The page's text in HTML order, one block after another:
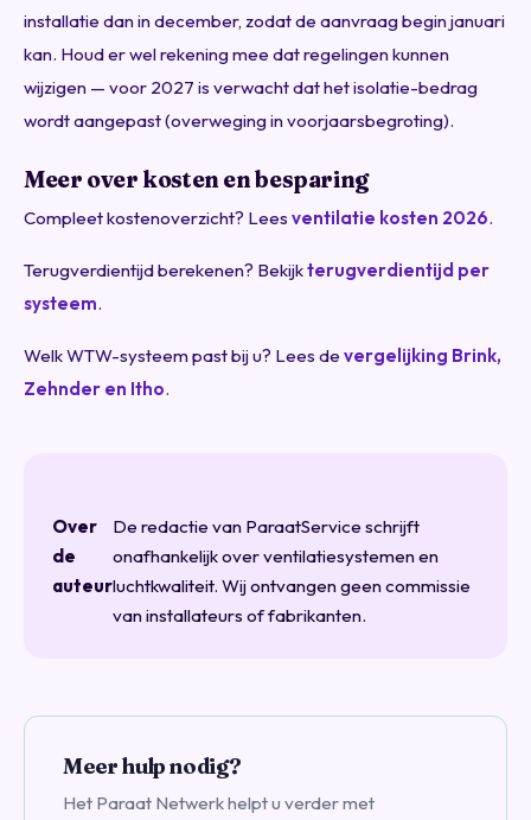
installatie dan in december, zodat de aanvraag begin januari
kan. Houd er wel rekening mee dat regelingen kunnen
wijzigen — voor 2027 is verwacht dat het isolatie-bedrag
wordt aangepast (overweging in voorjaarsbegroting).
Meer over kosten en besparing
Compleet kostenoverzicht? Lees ventilatie kosten 2026.
Terugverdientijd berekenen? Bekijkterugverdientijd per
systeem.
Welk WTW-systeem past bij u? Lees de vergelijking Brink,
Zehnder en Itho.
Over
de
auteur
De redactie van ParaatService schrijft
onafhankelijk over ventilatiesystemen en
luchtkwaliteit. Wij ontvangen geen commissie
van installateurs of fabrikanten.
Meer hulp nodig?
Het Paraat Netwerk helpt u verder met